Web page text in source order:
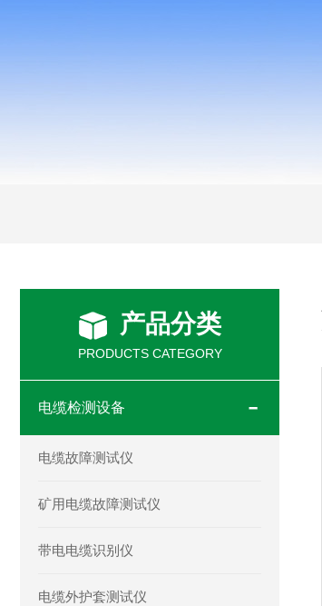
产品分类
PRODUCTS CATEGORY
电缆检测设备
电缆故障测试仪
矿用电缆故障测试仪
带电电缆识别仪
电缆外护套测试仪